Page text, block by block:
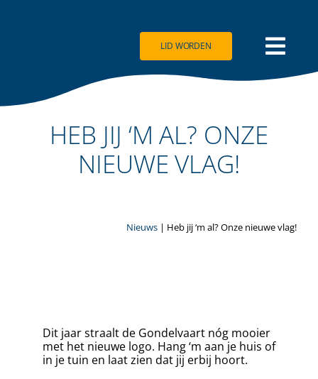
LID WORDEN
HEB JIJ ‘M AL? ONZE
NIEUWE VLAG!
Nieuws | Heb jij ‘m al? Onze nieuwe vlag!
Dit jaar straalt de Gondelvaart nóg mooier
met het nieuwe logo. Hang ‘m aan je huis of
in je tuin en laat zien dat jij erbij hoort.